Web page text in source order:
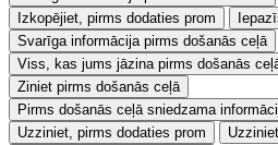
Izkopējiet, pirms dodaties prom
Svarīga informācija pirms došanās ceļā
Viss, kas jums jāzina pirms došanās
Ziniet pirms došanās ceļā
Pirms došanās ceļā sniedzama
Uzziniet, pirms dodaties prom